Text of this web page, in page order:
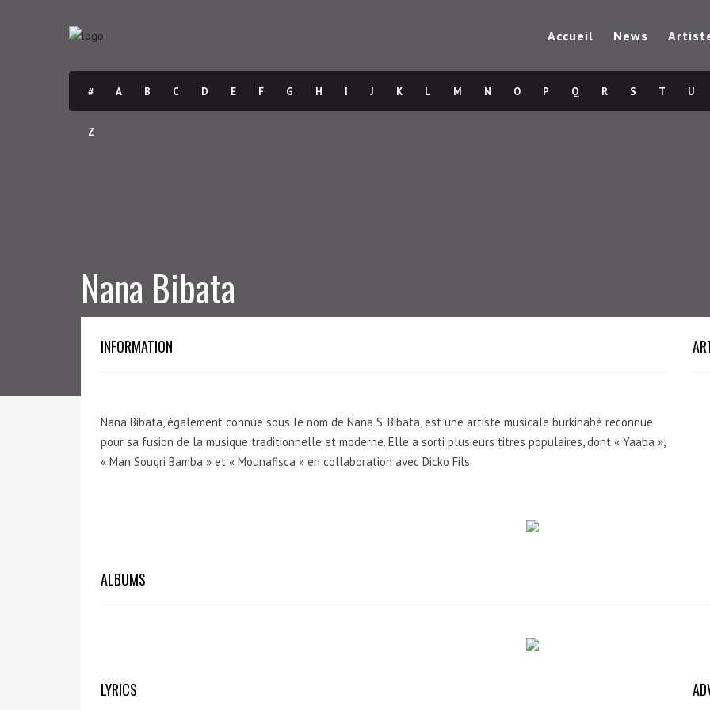
Accueil News
# A B C D E F G H I J K L M N O P Q R S T U
Z
Nana Bibata
INFORMATION
Nana Bibata, également connue sous le nom de Nana S. Bibata, est une artiste musicale burkinabè reconnue
pour sa fusion de la musique traditionnelle et moderne. Elle a sorti plusieurs titres populaires, dont « Yaaba »,
« Man Sougri Bamba » et « Mounafisca » en collaboration avec Dicko Fils.
ALBUMS
LYRICS